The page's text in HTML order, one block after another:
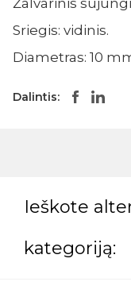
Žalvarinis
Sriegis: vidinis.
Diametras: 10
Dalintis:
Ieškote
kategoriją: